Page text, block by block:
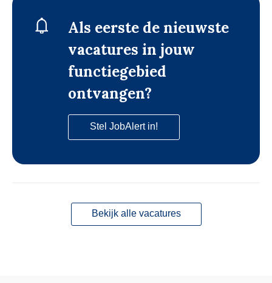
Als eerste de nieuwste
vacatures in jouw
functiegebied
ontvangen?
Stel JobAlert in!
Bekijk alle vacatures